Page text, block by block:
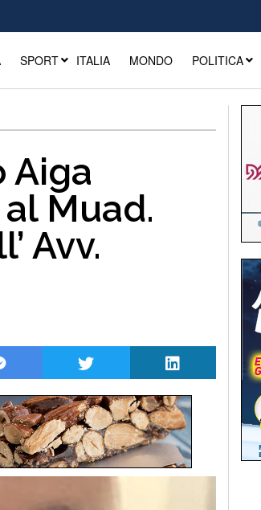
SPORT ITALIA MONDO POLITICA
Aiga
Muad.
Avv.